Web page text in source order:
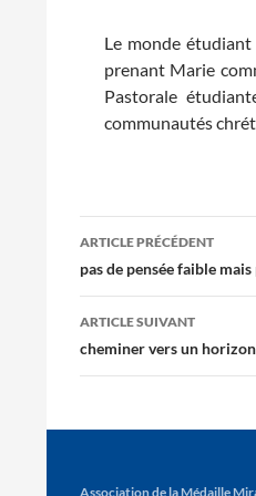
Le monde
prenant Marie
Pastorale
communautés
Navigation
des
articles
ARTICLE PRÉCÉDENT
pas de pensée faible
ARTICLE SUIVANT
cheminer vers un horizon
Association de la Médaille